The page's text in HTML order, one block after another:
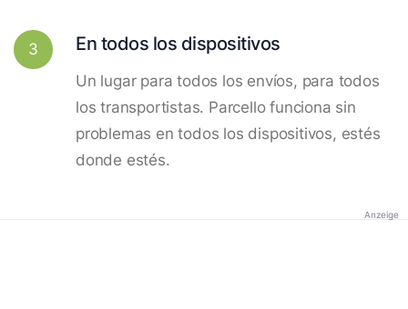
3 En todos los dispositivos
Un lugar para todos los envíos, para todos
los transportistas. Parcello funciona sin
problemas en todos los dispositivos, estés
donde estés.
Anzeige